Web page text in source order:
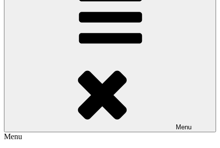
Menu
Menu